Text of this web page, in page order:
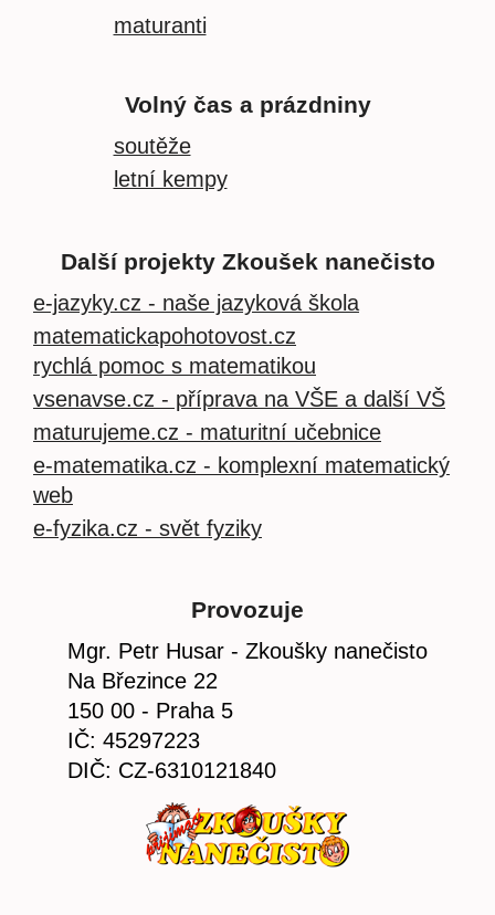
maturanti
Volný čas a prázdniny
soutěže
letní kempy
Další projekty Zkoušek nanečisto
e-jazyky.cz - naše jazyková škola
matematickapohotovost.cz
rychlá pomoc s matematikou
vsenavse.cz - příprava na VŠE a další VŠ
maturujeme.cz - maturitní učebnice
e-matematika.cz - komplexní matematický
web
e-fyzika.cz - svět fyziky
Provozuje
Mgr. Petr Husar - Zkoušky nanečisto
Na Březince 22
150 00 - Praha 5
IČ: 45297223
DIČ: CZ-6310121840